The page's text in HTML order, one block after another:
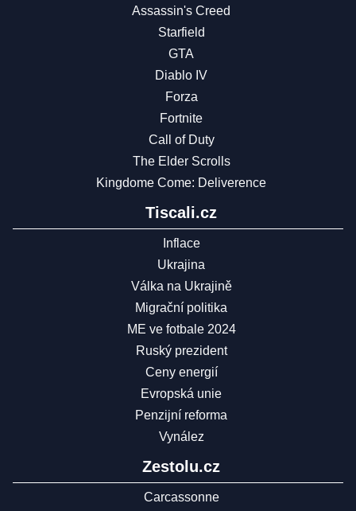
Assassin's Creed
Starfield
GTA
Diablo IV
Forza
Fortnite
Call of Duty
The Elder Scrolls
Kingdome Come: Deliverence
Tiscali.cz
Inflace
Ukrajina
Válka na Ukrajině
Migrační politika
ME ve fotbale 2024
Ruský prezident
Ceny energií
Evropská unie
Penzijní reforma
Vynález
Zestolu.cz
Carcassonne